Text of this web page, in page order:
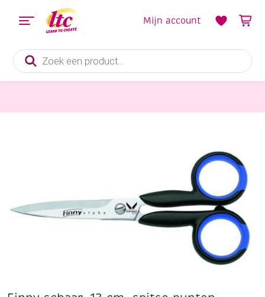
Producten
zoeken
Mijn account